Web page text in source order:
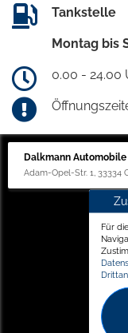
Tankstelle
Montag bis
0.00 - 24.00
Dalkmann Automobile
Adam-Opel-Str. 1, 33334
Für